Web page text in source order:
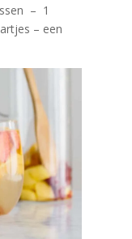
– 1
– een